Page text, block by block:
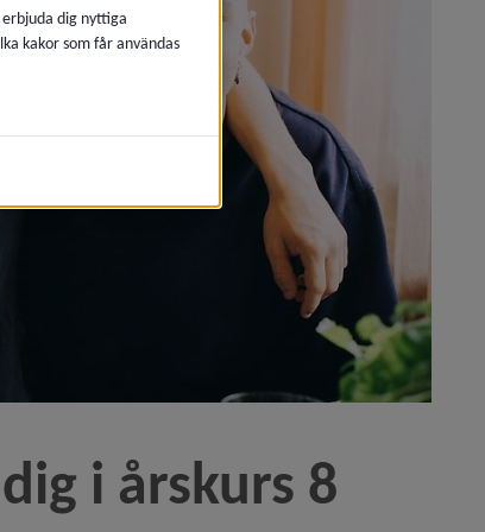
i årskurs 8
dig nyttiga
kakor som får användas